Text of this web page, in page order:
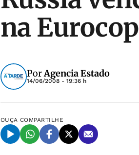
na
PorAgencia Estado
14/06/2008 - 19:36 h
OUÇA COMPARTILHE